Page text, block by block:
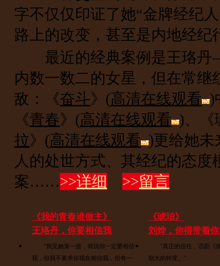
字不仅仅印证了她“金牌经纪
路上的改变，甚至是内地经纪
最近的经典案例是王珞丹
内数一数二的女星，但在常
敌：《奋斗》(高清在线观看 )
《青春》(高清在线观看 )、《
拉》(高清在线观看 )更给她未
人的处世方式、其经纪的态
案……>>详细 >>留言
《我的青春谁做主》
王珞丹，你要相信我
“我见她第一面，就说你一定要相信
我，但我不要求你现在相信我，但有一
《琥珀》
刘烨，你得带着
“真正的信任，话剧《
别大的转变。”